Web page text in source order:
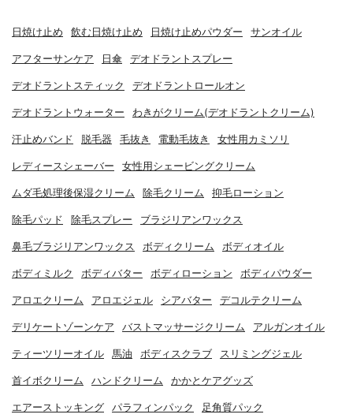
日焼け止め 飲む日焼け止め 日焼け止めパウダー サンオイル
アフターサンケア 日傘 デオドラントスプレー
デオドラントスティック デオドラントロールオン
デオドラントウォーター わきがクリーム(デオドラントクリーム)
汗止めバンド 脱毛器 毛抜き 電動毛抜き 女性用カミソリ
レディースシェーバー 女性用シェービングクリーム
ムダ毛処理後保湿クリーム 除毛クリーム 抑毛ローション
除毛パッド 除毛スプレー ブラジリアンワックス
鼻毛ブラジリアンワックス ボディクリーム ボディオイル
ボディミルク ボディバター ボディローション ボディパウダー
アロエクリーム アロエジェル シアバター デコルテクリーム
デリケートゾーンケア バストマッサージクリーム アルガンオイル
ティーツリーオイル 馬油 ボディスクラブ スリミングジェル
首イボクリーム ハンドクリーム かかとケアグッズ
エアーストッキング パラフィンパック 足角質パック